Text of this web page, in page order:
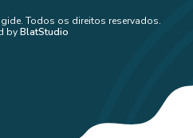
Todos os direitos reservados.
byBlatStudio